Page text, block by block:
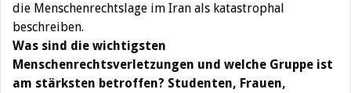
die Menschenrechtslage im Iran als katastrophal
beschreiben.
Was sind die wichtigsten
Menschenrechtsverletzungen und welche Gruppe ist
am stärksten betroffen? Studenten, Frauen,